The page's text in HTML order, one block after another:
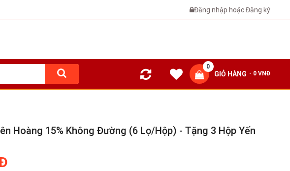
Đăng nhập hoặcĐăng ký
GIỎ HÀNG
0
- 0 VNĐ
Hoàng 15% Không Đường (6 Lọ/hộp) - Tặng 3 Hộp Yến